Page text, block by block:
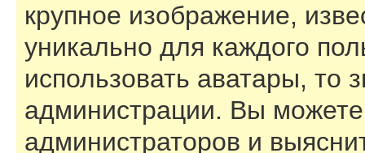
крупное изображение,
уникально для каждого
использовать аватары, то
администрации. Вы можете
администраторов и